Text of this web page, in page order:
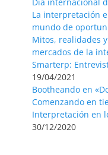
La interpretación
mundo de
Mitos, realidades
mercados de la
Smarterp:
19/04/2021
Bootheando en
Comenzando en
Interpretación en
30/12/2020